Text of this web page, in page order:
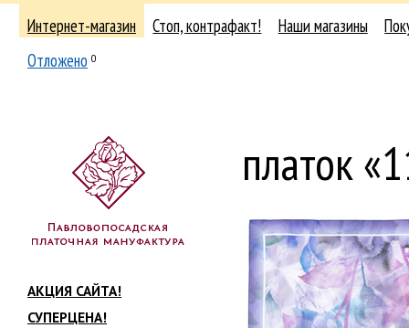
Интернет-магазин Стоп, контрафакт! Наши магазины
Отложено 0
АКЦИЯ САЙТА!
СУПЕРЦЕНА!
платок